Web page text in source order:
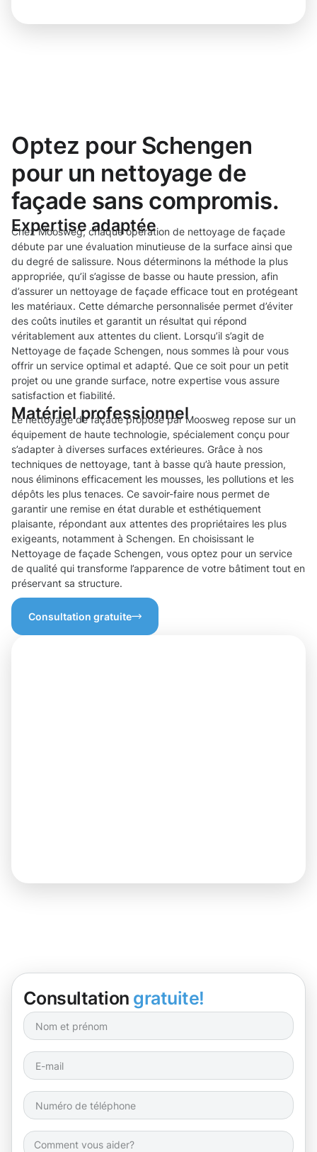
Optez pour Schengen
pour un nettoyage de
façade sans compromis.
Expertise adaptée
Chez Moosweg, chaque opération de nettoyage de façade
débute par une évaluation minutieuse de la surface ainsi que
du degré de salissure. Nous déterminons la méthode la plus
appropriée, qu’il s’agisse de basse ou haute pression, afin
d’assurer un nettoyage de façade efficace tout en protégeant
les matériaux. Cette démarche personnalisée permet d’éviter
des coûts inutiles et garantit un résultat qui répond
véritablement aux attentes du client. Lorsqu’il s’agit de
Nettoyage de façade Schengen, nous sommes là pour vous
offrir un service optimal et adapté. Que ce soit pour un petit
projet ou une grande surface, notre expertise vous assure
satisfaction et fiabilité.
Matériel professionnel
Le nettoyage de façade proposé par Moosweg repose sur un
équipement de haute technologie, spécialement conçu pour
s’adapter à diverses surfaces extérieures. Grâce à nos
techniques de nettoyage, tant à basse qu’à haute pression,
nous éliminons efficacement les mousses, les pollutions et les
dépôts les plus tenaces. Ce savoir-faire nous permet de
garantir une remise en état durable et esthétiquement
plaisante, répondant aux attentes des propriétaires les plus
exigeants, notamment à Schengen. En choisissant le
Nettoyage de façade Schengen, vous optez pour un service
de qualité qui transforme l’apparence de votre bâtiment tout en
préservant sa structure.
Consultation gratuite
Consultation gratuite!